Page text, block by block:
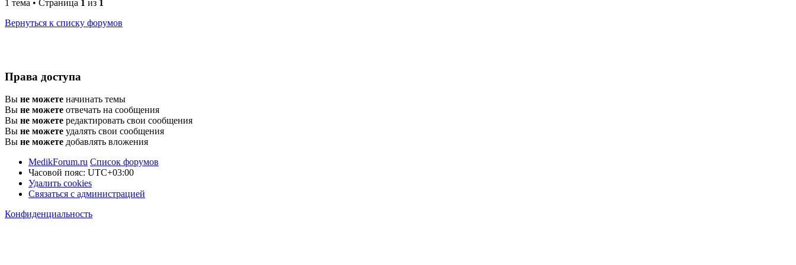
1 тема • Страница 1 из 1
Вернуться к списку форумов
Права доступа
Вы не можете начинать темы
Вы не можете отвечать на сообщения
Вы не можете редактировать свои сообщения
Вы не можете удалять свои сообщения
Вы не можете добавлять вложения
MedikForum.ru Список форумов
Часовой пояс: UTC+03:00
Удалить cookies
Связаться с администрацией
Конфиденциальность